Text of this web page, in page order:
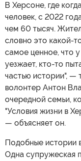
В Херсоне, где
человек, с 2022
чем 60 тысяч.
словно это какой-
самое ценное, что
уезжает, кто-то
частью истории", —
волонтер Антон
очередной семьи,
"Условия жизни в
— объясняет он.
Подобные истории
Одна супружеская